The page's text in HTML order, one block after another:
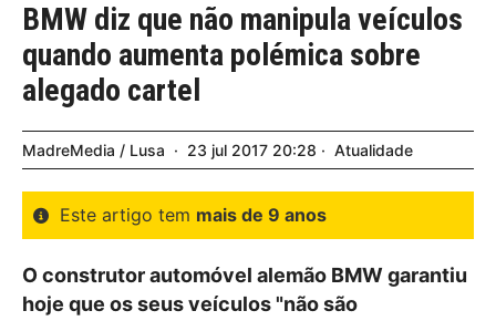
BMW diz que não manipula veículos
quando aumenta polémica sobre
alegado cartel
MadreMedia / Lusa 23 jul 2017 20:28 Atualidade
Este artigo tem mais de 9 anos
O construtor automóvel alemão BMW garantiu
hoje que os seus veículos "não são